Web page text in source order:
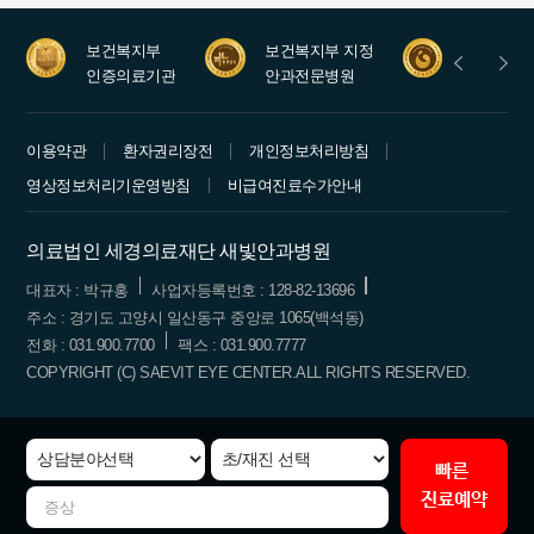
보건복지부
인증의료기관
보건복지부 지정
안과전문병원
수련병원
이용약관 환자권리장전
개인정보처리방침
영상정보처리기운영방침
비급여진료수가안내
의료법인 세경의료재단 새빛안과병원
대표자 : 박규홍
사업자등록번호 : 128-82-13696
주소 : 경기도 고양시 일산동구 중앙로 1065(백석동)
전화 : 031.900.7700
팩스 : 031.900.7777
COPYRIGHT (C) SAEVIT EYE CENTER.ALL RIGHTS RESERVED.
빠른
진료예약